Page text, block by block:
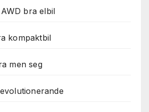
bra elbil
kompaktbil
men seg
hemsidan
beteende när du